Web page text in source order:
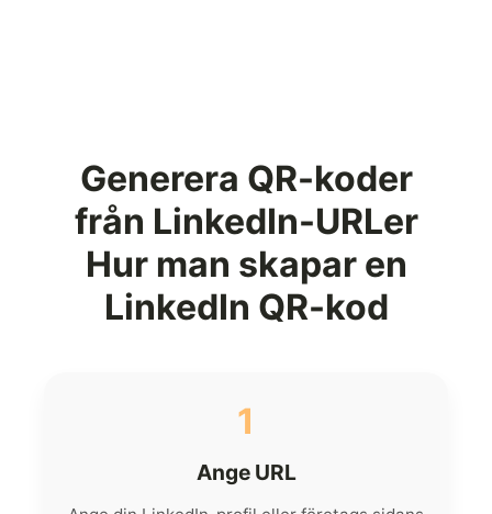
Generera QR-koder
från LinkedIn-URLer
Hur man skapar en
LinkedIn QR-kod
1
Ange URL